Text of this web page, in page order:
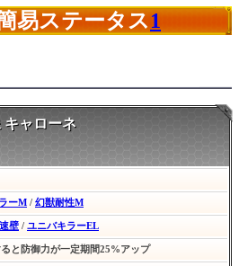
易ステータス1
キャローネ
ーM / 幻獣耐性M
壁 / ユニバキラーEL
と防御力が一定期間25%アップ